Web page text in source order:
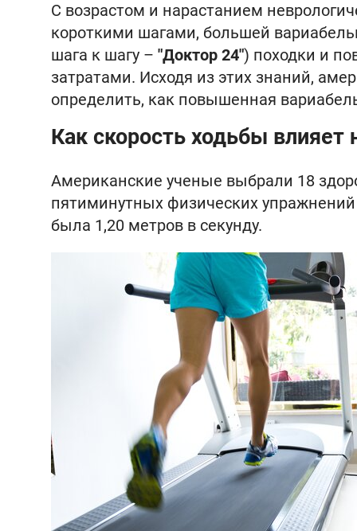
С возрастом и нарастанием
короткими шагами, большей
шага к шагу – "Доктор 24") походки и
затратами. Исходя из этих знаний,
определить, как повышенная
Как скорость ходьбы влияет
Американские ученые выбрали 18
пятиминутных физических
была 1,20 метров в секунду.